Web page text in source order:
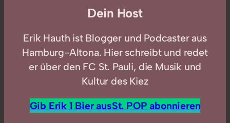
Dein Host
Erik Hauth ist Blogger und Podcaster aus
Hamburg-Altona. Hier schreibt und redet
er über den FC St. Pauli, die Musik und
Kultur des Kiez
Gib Erik 1 Bier ausSt. POP abonnieren